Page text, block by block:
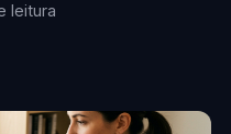
leitura